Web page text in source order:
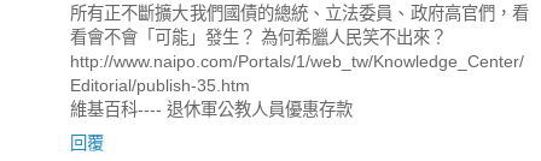
所有正不斷擴大我們國債的總統、立法委員、政府高官們，看
看會不會「可能」發生？ 為何希臘人民笑不出來？
http://www.naipo.com/Portals/1/web_tw/Knowledge_Center/
Editorial/publish-35.htm
維基百科---- 退休軍公教人員優惠存款
回覆